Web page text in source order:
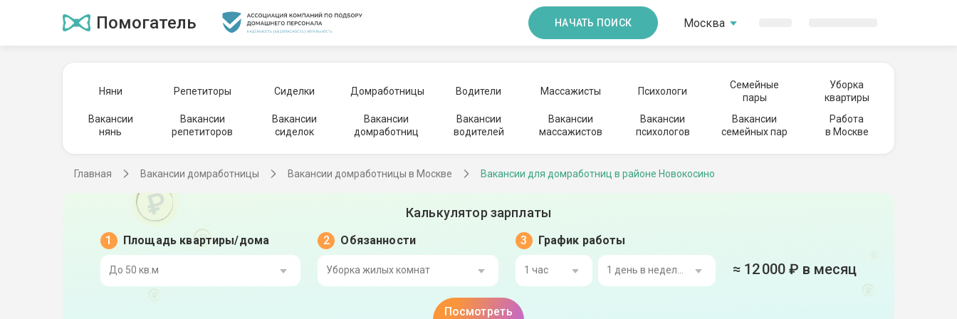
Помогатель НАЧАТЬ ПОИСК Москва
Няни Репетиторы Сиделки Домработницы Водители Массажисты Психологи
Семейные
пары
Уборка
квартиры
Вакансии
нянь
Вакансии
репетиторов
Вакансии
сиделок
Вакансии
домработниц
Вакансии
водителей
Вакансии
массажистов
Вакансии
психологов
Вакансии
семейных пар
Работа
в Москве
Главная Вакансии домработницы Вакансии домработницы в Москве Вакансии для домработниц в районе Новокосино
Калькулятор зарплаты
Площадь квартиры/дома Обязанности График работы
≈ 12 000₽ в месяц
Посмотреть